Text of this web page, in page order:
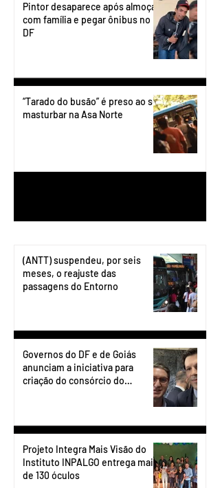
Pintor desaparece após almoçar
com família e pegar ônibus no
DF
“Tarado do busão” é preso ao se
masturbar na Asa Norte
(ANTT) suspendeu, por seis
meses, o reajuste das
passagens do Entorno
Governos do DF e de Goiás
anunciam a iniciativa para
criação do consórcio do
Projeto Integra Mais Visão do
Instituto INPALGO entrega mais
de 130 óculos